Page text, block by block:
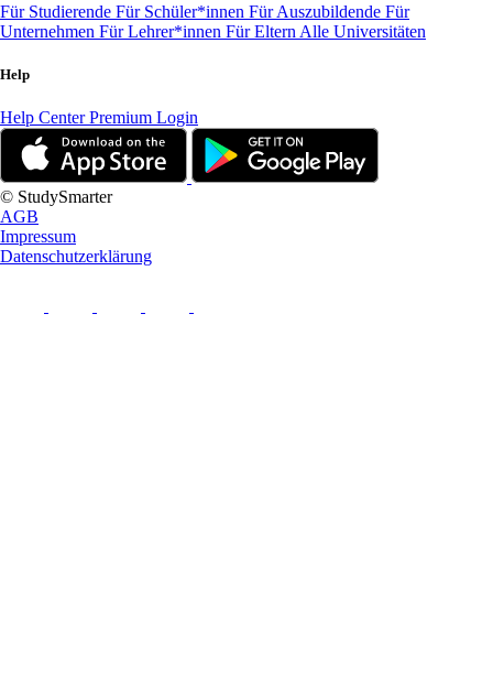
Für Studierende Für Schüler*innen Für Auszubildende Für
Unternehmen Für Lehrer*innen Für Eltern Alle Universitäten
Help
Help CenterPremium Login
© StudySmarter
AGB
Impressum
Datenschutzerklärung